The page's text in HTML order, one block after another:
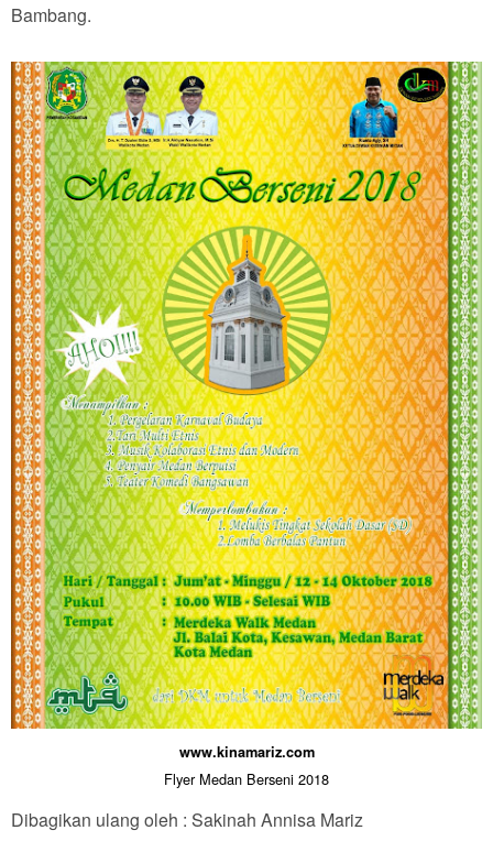
Bambang.
www.kinamariz.com
Flyer Medan Berseni 2018
Dibagikan ulang oleh : Sakinah Annisa Mariz